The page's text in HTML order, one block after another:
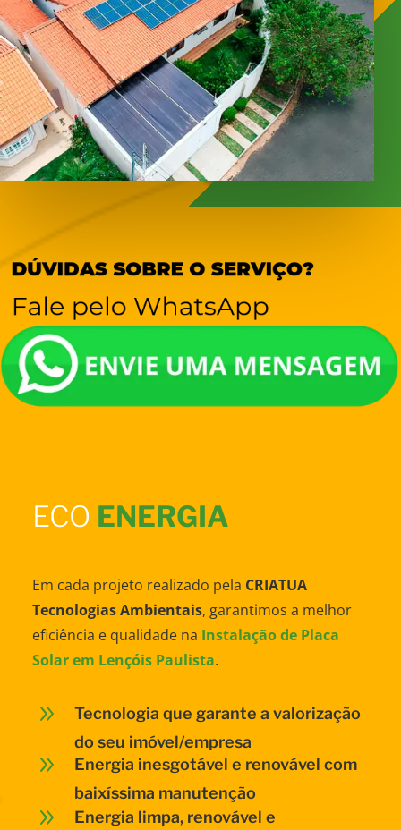
ECO ENERGIA
Em cada projeto realizado pela CRIATUA
Tecnologias Ambientais, garantimos a melhor
eficiência e qualidade na Instalação de Placa
Solar em Lençóis Paulista.
9
Tecnologia que garante a valorização
do seu imóvel/empresa
9
Energia inesgotável e renovável com
baixíssima manutenção
9 Energia limpa, renovável e